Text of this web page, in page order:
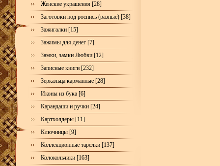
Женские украшения [28]
Заготовки под роспись (разные) [38]
Зажигалки [15]
Зажимы для денег [7]
Замки, замки Любви [12]
Записные книги [232]
Зеркальца карманные [28]
Иконы из бука [6]
Карандаши и ручки [24]
Картхолдеры [11]
Ключницы [9]
Коллекционные тарелки [137]
Колокольчики [163]